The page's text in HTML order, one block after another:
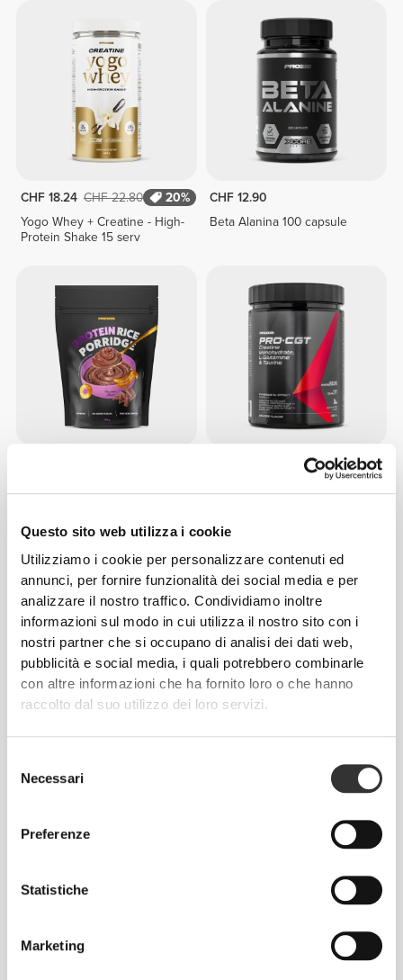
Questo sito web utilizza i cookie
Utilizziamo i cookie per personalizzare contenuti ed
annunci, per fornire funzionalità dei social media e per
analizzare il nostro traffico. Condividiamo inoltre
informazioni sul modo in cui utilizza il nostro sito con i
nostri partner che si occupano di analisi dei dati web,
pubblicità e social media, i quali potrebbero combinarle
con altre informazioni che ha fornito loro o che hanno
raccolto dal suo utilizzo dei loro servizi.
delNecessari
Preferenze
Statistiche
Marketing
CHF 18.24 CHF 22.80
20%
Yogo Whey + Creatine - High-
Protein Shake 15 serv
CHF 12.90
Beta Alanina 100 capsule